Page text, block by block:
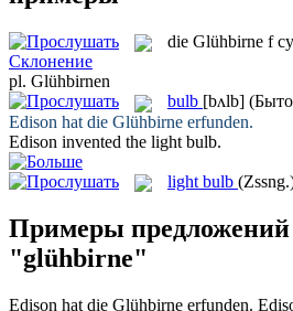
die Glühbirne f
Склонение
pl. Glühbirnen
bulb [bʌlb]
Edison hat die Glühbirne erfunden.
Edison invented the light bulb.
light bulb
Примеры предложений
"glühbirne"
Edison hat die Glühbirne erfunden.